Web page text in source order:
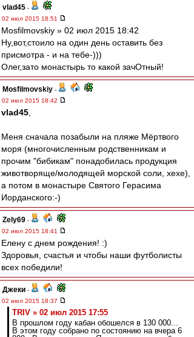
vlad45 -
02 июл 2015 18:51
Mosfilmovskiy » 02 июл 2015 18:42
Ну,вот,стоило на один день оставить без
присмотра - и на тебе-)))
Олег,зато монастырь то какой зачОтный!
Mosfilmovskiy -
02 июл 2015 18:42
vlad45
Меня сначала позабыли на пляже Мёртвого
моря (многочисленным родственникам и
прочим "бибикам" понадобилась продукция
животворяще/молодящей морской соли, хехе),
а потом в монастыре Святого Герасима
Иорданского:-)
Zely69 -
02 июл 2015 18:41
Елену с днем рождения! :)
Здоровья, счастья и чтобы наши футболисты
всех победили!
Джеки -
02 июл 2015 18:37
TRIV » 02 июл 2015 17:55
В прошлом году кабан обошелся в 130 000...
В этом году собрано по состоянию на вчера 6